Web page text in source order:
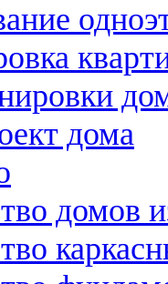
дома
домов